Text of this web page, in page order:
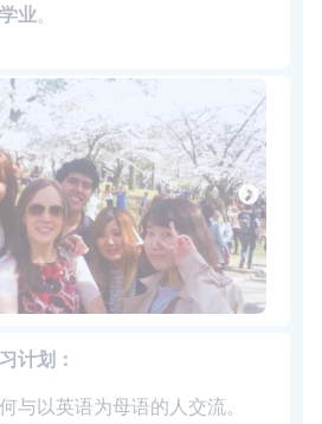
业。
计划：
与以英语为母语的人交流。